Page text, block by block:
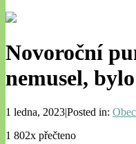
Novoroční
nemusel,
1 ledna, 2023|Posted in:
1 802x přečteno